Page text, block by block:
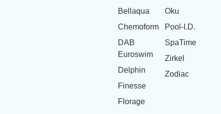
Bellaqua
Chemoform
DAB
Euroswim
Delphin
Finesse
Florage
Oku
Pool-I.D.
SpaTime
Zirkel
Zodiac